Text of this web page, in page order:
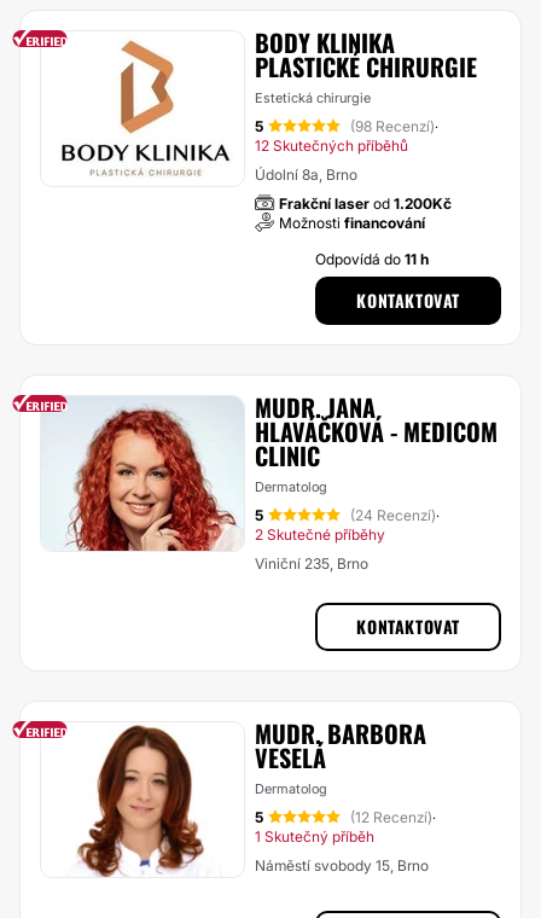
BODY KLINIKA
PLASTICKÉ CHIRURGIE
Estetická chirurgie
5 (98 Recenzí)·
12 Skutečných příběhů
Údolní 8a, Brno
Frakční laser od 1.200Kč
Možnosti financování
Odpovídá do11 h
KONTAKTOVAT
MUDR. JANA
HLAVÁČKOVÁ - MEDICOM
CLINIC
Dermatolog
5 (24 Recenzí)·
2 Skutečné příběhy
Viniční 235, Brno
KONTAKTOVAT
MUDR. BARBORA
VESELÁ
Dermatolog
5 (12 Recenzí)·
1 Skutečný příběh
Náměstí svobody 15, Brno